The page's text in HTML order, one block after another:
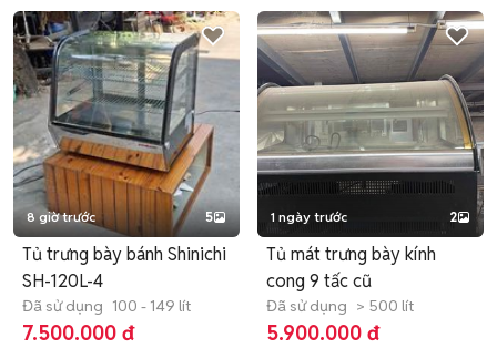
8 giờ trước 5
Tủ trưng bày bánh Shinichi
SH-120L-4
Đã sử dụng 100 - 149 lít
7.500.000 đ
1 ngày trước 2
Tủ mát trưng bày kính
cong 9 tấc cũ
Đã sử dụng > 500 lít
5.900.000 đ